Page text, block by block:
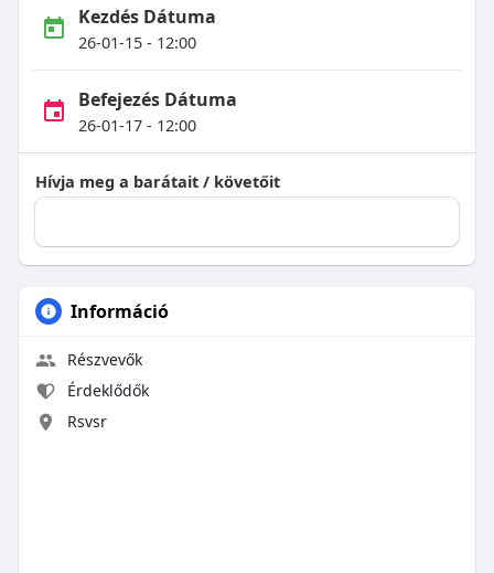
Kezdés Dátuma
26-01-15 - 12:00
Befejezés Dátuma
26-01-17 - 12:00
Hívja meg a barátait / követőit
Információ
Részvevők
Érdeklődők
Rsvsr